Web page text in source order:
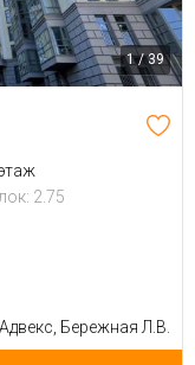
1 / 39
2.75
Адвекс, Бережная Л.В.